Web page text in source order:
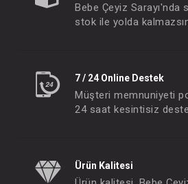
FIYATLARI GÖRMEK IÇIN ÜYE
OLUNUZ
Bebe Çeyiz Sarayı'nda
stok ile yolda
7 / 24 Online Destek
Müşteri memnuniyeti
24 saat kesintisiz
Ürün Kalitesi